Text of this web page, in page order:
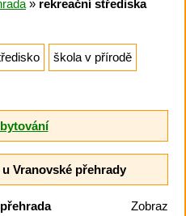
» rekreační střediska
škola v přírodě
Vranovské přehrady
Zobraz